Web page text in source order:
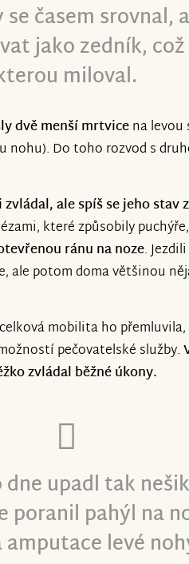
časem srovnal, a
jako zedník,
miloval.
dvě menší mrtvicena
nohu). Do toho rozvod s
ale spíš se jeho stav
které způsobily
ránu na noze.
ale potom doma většinou
mobilita ho
pečovatelské služby.
zvládal běžné úkony.
upadl tak
poranil pahýl na
levé